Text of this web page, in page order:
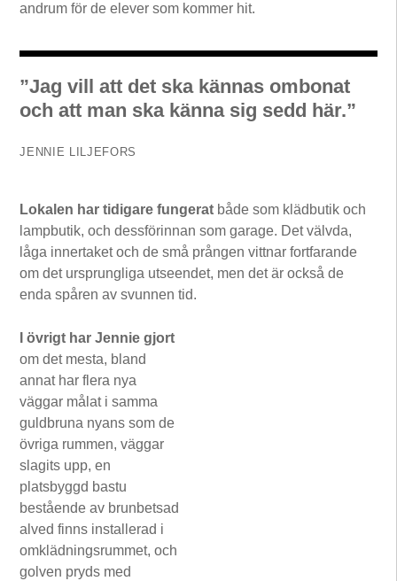
andrum för de elever som kommer hit.
”Jag vill att det ska kännas ombonat
och att man ska känna sig sedd här.”
JENNIE LILJEFORS
Lokalen har tidigare fungerat både som klädbutik och
lampbutik, och dessförinnan som garage. Det välvda,
låga innertaket och de små prången vittnar fortfarande
om det ursprungliga utseendet, men det är också de
enda spåren av svunnen tid.
I övrigt har Jennie gjort
om det mesta, bland
annat har flera nya
väggar målat i samma
guldbruna nyans som de
övriga rummen, väggar
slagits upp, en
platsbyggd bastu
bestående av brunbetsad
alved finns installerad i
omklädningsrummet, och
golven pryds med